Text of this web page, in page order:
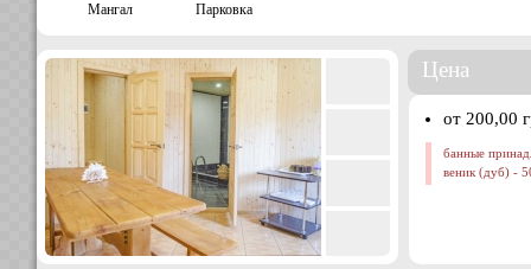
Мангал Парковка
Цена
от 200,00
банные
веник (дуб) -